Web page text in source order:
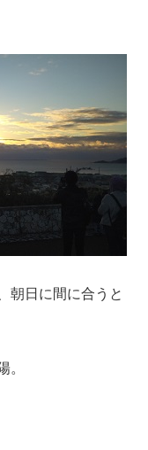
朝日に間に合うと
。